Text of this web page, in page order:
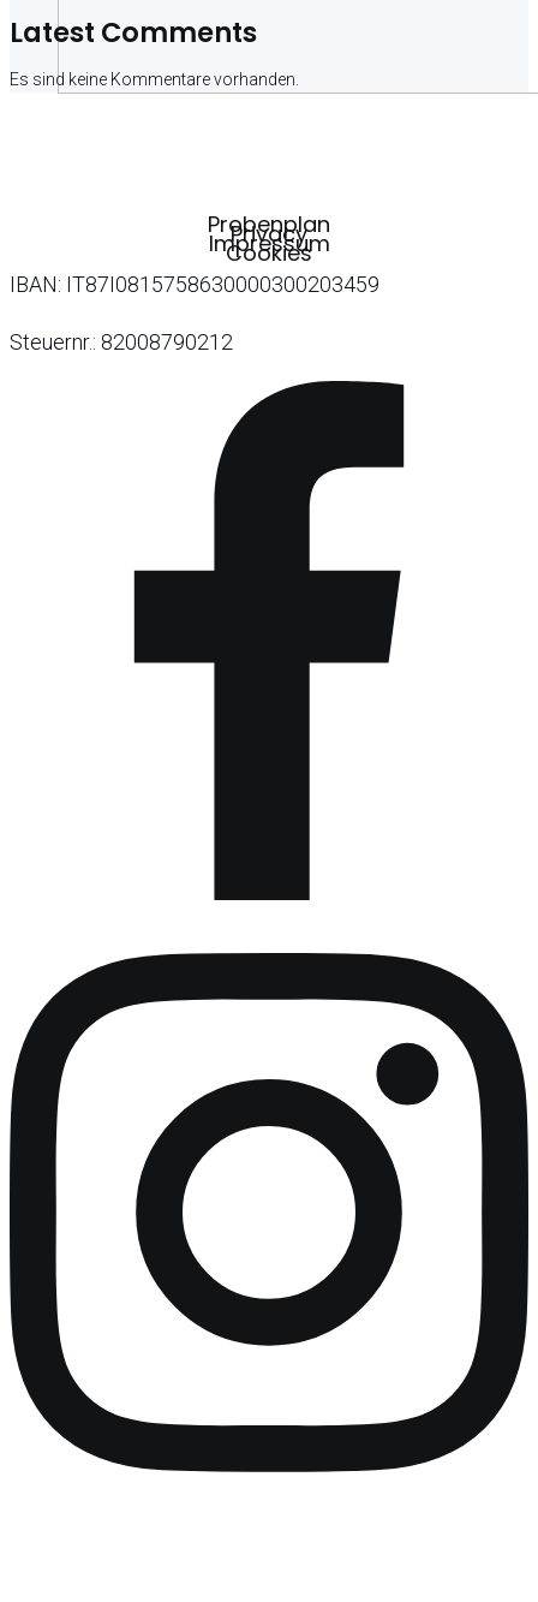
Latest Comments
Es sind keine Kommentare vorhanden.
Probenplan
Privacy
Impressum
Cookies
IBAN: IT87I0815758630000300203459
Steuernr.: 82008790212